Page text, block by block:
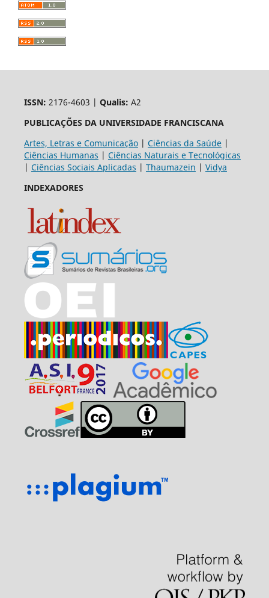
ISSN: 2176-4603 | Qualis: A2
PUBLICAÇÕES DA UNIVERSIDADE FRANCISCANA
Artes, Letras e Comunicação| Ciências da Saúde|
Ciências Humanas | Ciências Naturais e Tecnológicas
| Ciências Sociais Aplicadas | Thaumazein | Vidya
INDEXADORES